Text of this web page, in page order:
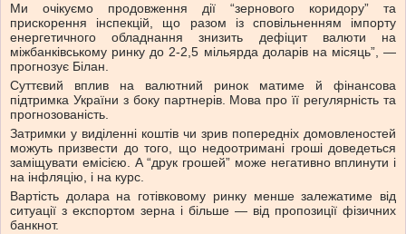
Ми очікуємо продовження дії “зернового коридору” та
прискорення інспекцій, що разом із сповільненням імпорту
енергетичного обладнання знизить дефіцит валюти на
міжбанківському ринку до 2-2,5 мільярда доларів на місяць”, —
прогнозує Білан.
Суттєвий вплив на валютний ринок матиме й фінансова
підтримка України з боку партнерів. Мова про її регулярність та
прогнозованість.
Затримки у виділенні коштів чи зрив попередніх домовленостей
можуть призвести до того, що недоотримані гроші доведеться
заміщувати емісією. А “друк грошей” може негативно вплинути і
на інфляцію, і на курс.
Вартість долара на готівковому ринку менше залежатиме від
ситуації з експортом зерна і більше — від пропозиції фізичних
банкнот.